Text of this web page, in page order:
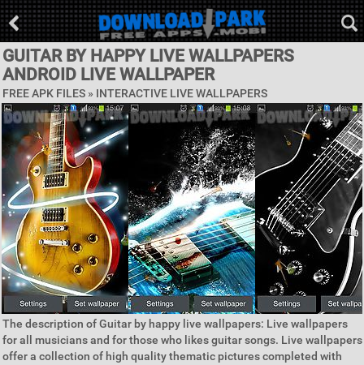
GUITAR BY HAPPY LIVE WALLPAPERS
ANDROID LIVE WALLPAPER
FREE APK FILES » INTERACTIVE LIVE WALLPAPERS
The description of Guitar by happy live wallpapers: Live wallpapers
for all musicians and for those who likes guitar songs. Live wallpapers
offer a collection of high quality thematic pictures completed with